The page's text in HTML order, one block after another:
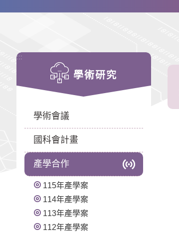
:::
學術研究
學術會議
國科會計畫
產學合作
115年產學案
114年產學案
113年產學案
112年產學案